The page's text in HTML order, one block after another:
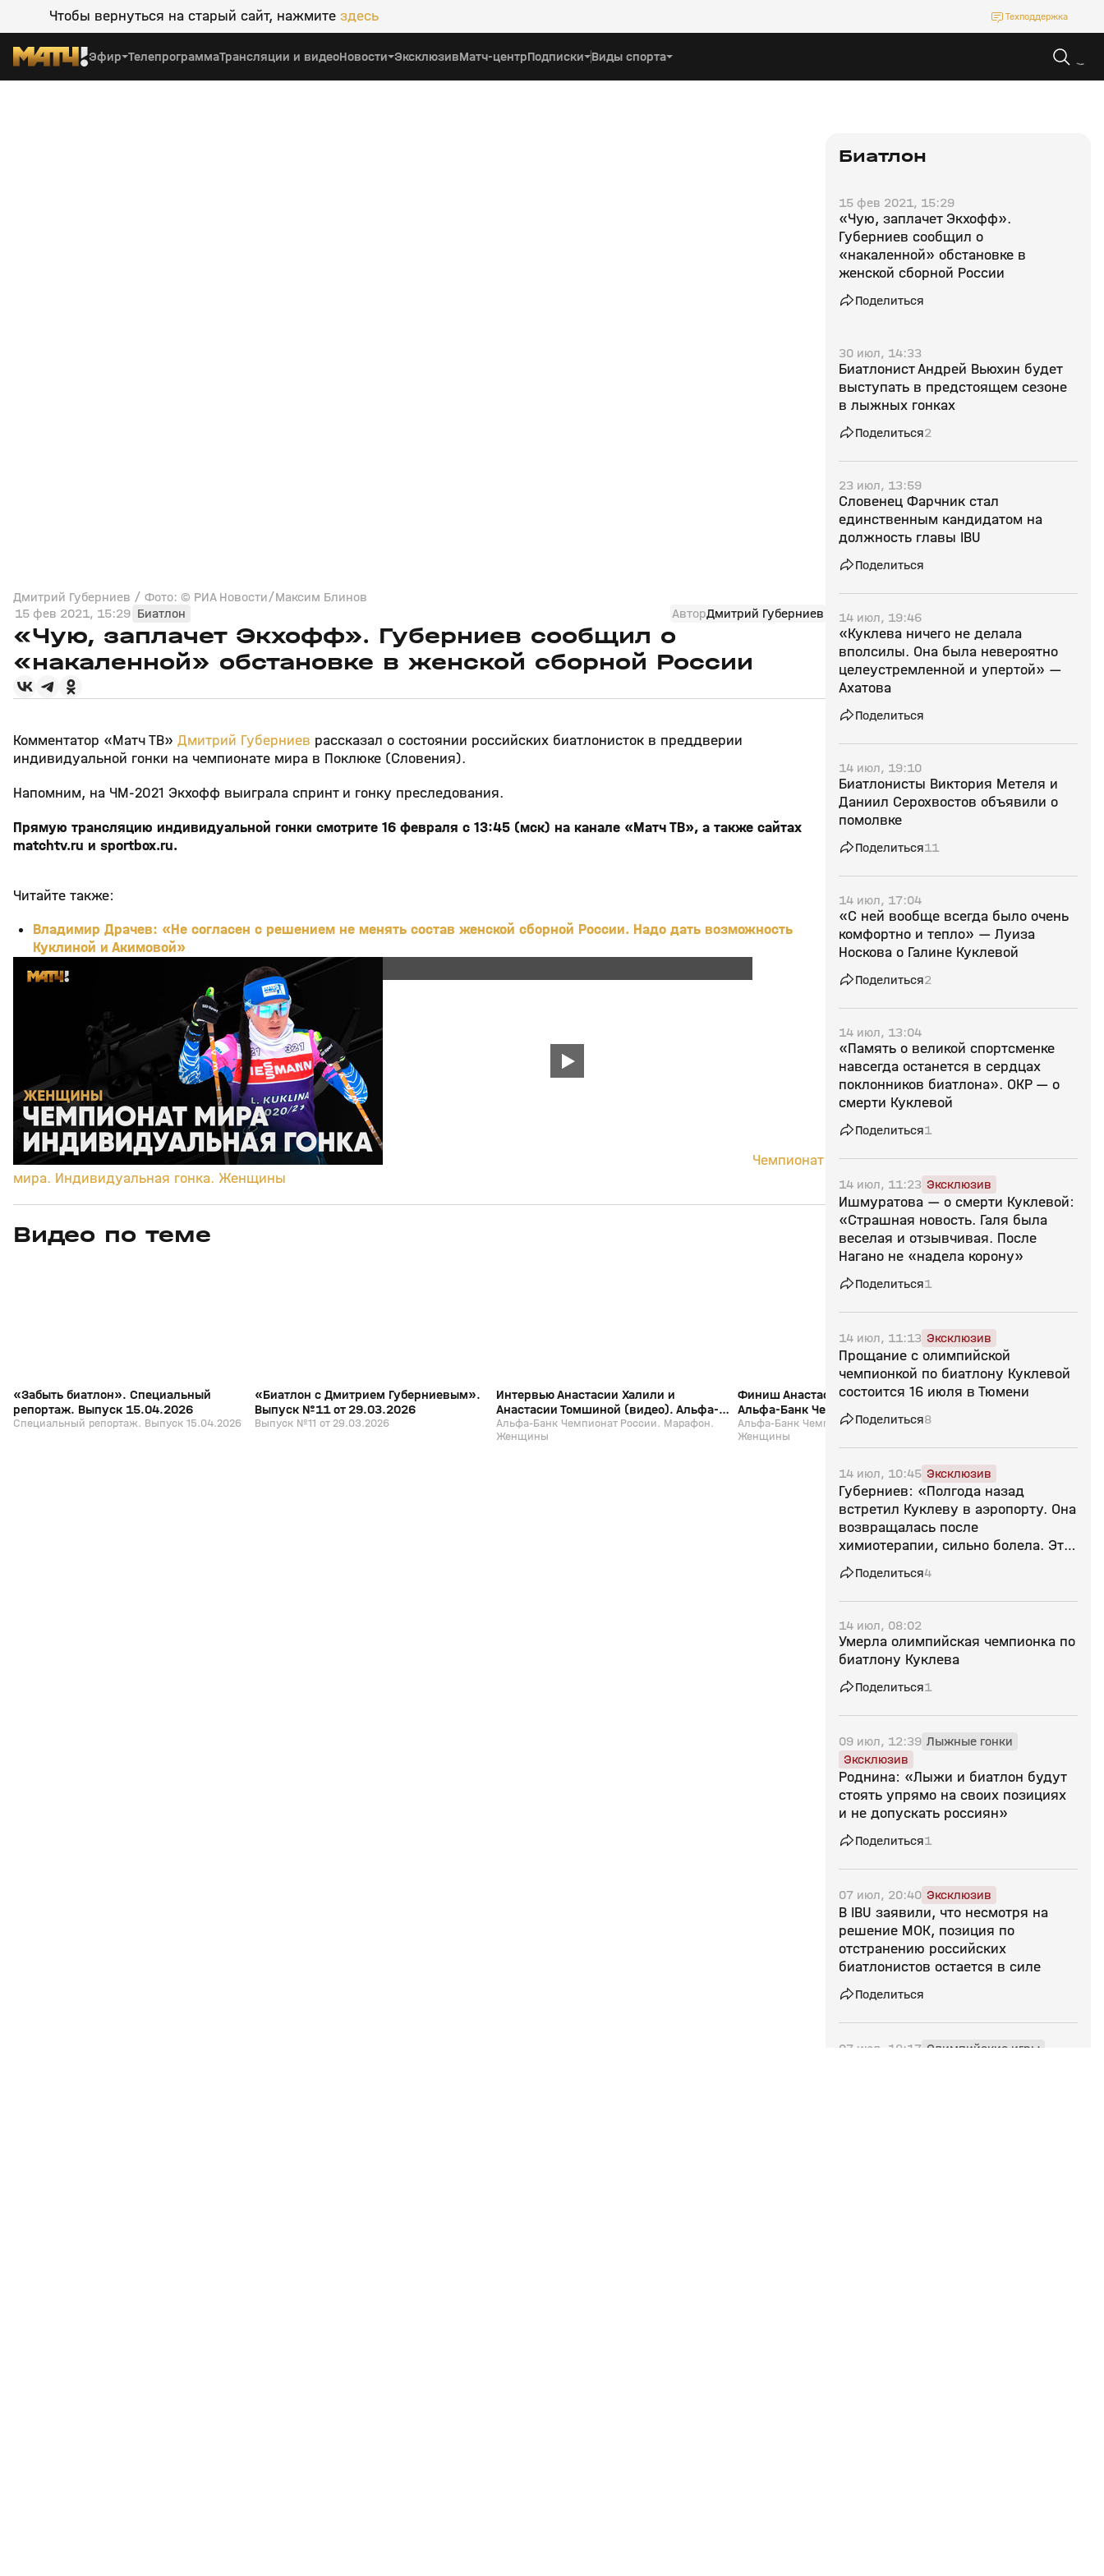
Чтобы вернуться на старый сайт, нажмите здесь Техподдержка
Эфир ТелепрограммаТрансляции и видеоНовости ЭксклюзивМатч-центрПодписки Виды спорта
Дмитрий Губерниев / Фото: © РИА Новости/Максим Блинов
15 фев 2021, 15:29 Биатлон АвторДмитрий Губерниев
«Чую, заплачет Экхофф». Губерниев сообщил о
«накаленной» обстановке в женской сборной России
Комментатор «Матч ТВ» Дмитрий Губерниев рассказал о состоянии российских биатлонисток в преддверии
индивидуальной гонки на чемпионате мира в Поклюке (Словения).
Напомним, на ЧМ-2021 Экхофф выиграла спринт и гонку преследования.
Прямую трансляцию индивидуальной гонки смотрите 16 февраля с 13:45 (мск) на канале «Матч ТВ», а также сайтах
matchtv.ru и sportbox.ru.
Читайте также:
Владимир Драчев: «Не согласен с решением не менять состав женской сборной России. Надо дать возможность
Куклиной и Акимовой»
Чемпионат
мира. Индивидуальная гонка. Женщины
Видео по теме
15 апр, 13:09
«Забыть биатлон». Специальный
репортаж. Выпуск 15.04.2026
Специальный репортаж. Выпуск 15.04.2026
«Биатлон с Дмитрием Губерниевым».
Выпуск №11 от 29.03.2026
Выпуск №11 от 29.03.2026
Интервью Анастасии Халили и
Анастасии Томшиной (видео). Альфа-
Банк Чемпионат России. Марафон.
Женщины
Альфа-Банк Чемпионат России. Марафон.
Женщины
Финиш Анастасии Халили (видео).
Альфа-Банк Чемпионат России.
Марафон. Женщины
Альфа-Банк Чемпионат России. Марафон.
Женщины
12+
28 мар, 12:01
Интервью Карима
Биатлон
15 фев 2021, 15:29
«Чую, заплачет Экхофф».
Губерниев сообщил о
«накаленной» обстановке в
женской сборной России
Поделиться
30 июл, 14:33
Биатлонист Андрей Вьюхин будет
выступать в предстоящем сезоне
в лыжных гонках
Поделиться2
23 июл, 13:59
Словенец Фарчник стал
единственным кандидатом на
должность главы IBU
Поделиться
14 июл, 19:46
«Куклева ничего не делала
вполсилы. Она была невероятно
целеустремленной и упертой» —
Ахатова
Поделиться
14 июл, 19:10
Биатлонисты Виктория Метеля и
Даниил Серохвостов объявили о
помолвке
Поделиться11
14 июл, 17:04
«С ней вообще всегда было очень
комфортно и тепло» — Луиза
Носкова о Галине Куклевой
Поделиться2
14 июл, 13:04
«Память о великой спортсменке
навсегда останется в сердцах
поклонников биатлона». ОКР — о
смерти Куклевой
Поделиться1
14 июл, 11:23 Эксклюзив
Ишмуратова — о смерти Куклевой:
«Страшная новость. Галя была
веселая и отзывчивая. После
Нагано не «надела корону»
Поделиться1
14 июл, 11:13 Эксклюзив
Прощание с олимпийской
чемпионкой по биатлону Куклевой
состоится 16 июля в Тюмени
Поделиться8
14 июл, 10:45 Эксклюзив
Губерниев: «Полгода назад
встретил Куклеву в аэропорту. Она
возвращалась после
химиотерапии, сильно болела. Это
потеря для всех нас»
Поделиться4
14 июл, 08:02
Умерла олимпийская чемпионка по
биатлону Куклева
Поделиться1
09 июл, 12:39 Лыжные гонки
Эксклюзив
Роднина: «Лыжи и биатлон будут
стоять упрямо на своих позициях
и не допускать россиян»
Поделиться1
07 июл, 20:40 Эксклюзив
В IBU заявили, что несмотря на
решение МОК, позиция по
отстранению российских
биатлонистов остается в силе
Поделиться
07 июл, 18:17 Олимпийские игры